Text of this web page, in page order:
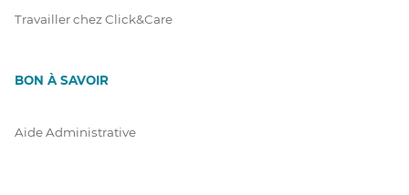
Travailler chez Click&Care
BON À SAVOIR
Aide Administrative